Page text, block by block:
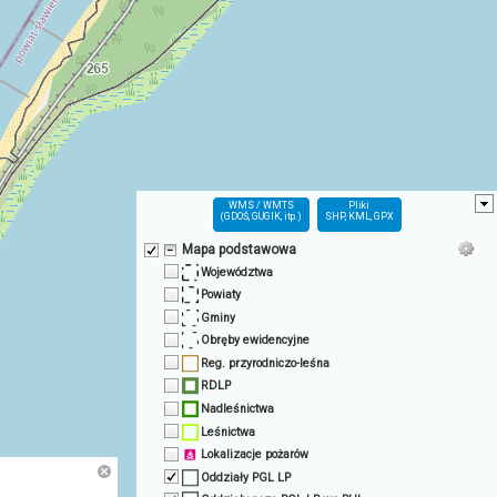
WMS / WMTS
(GDOŚ, GUGIK, itp.)
Pliki
SHP, KML, GPX
Mapa podstawowa
Województwa
Powiaty
Gminy
Obręby ewidencyjne
Reg. przyrodniczo-leśna
RDLP
Nadleśnictwa
Leśnictwa
Lokalizacje pożarów
Oddziały PGL LP